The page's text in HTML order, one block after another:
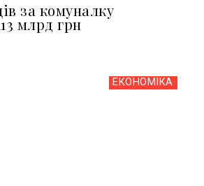
за комуналку
млрд грн
ЕКОНОМІКА